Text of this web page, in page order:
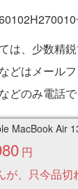
MacBook Air
円
、只今品切
は、少数精
どはメールフ
どのみ電話
く表記
中古パソ